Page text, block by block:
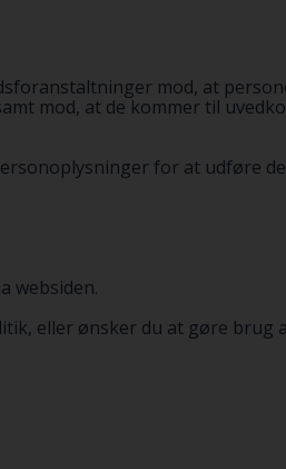
mod, at
mod, at de kommer til
for at udføre
websiden.
eller ønsker du at gøre brug